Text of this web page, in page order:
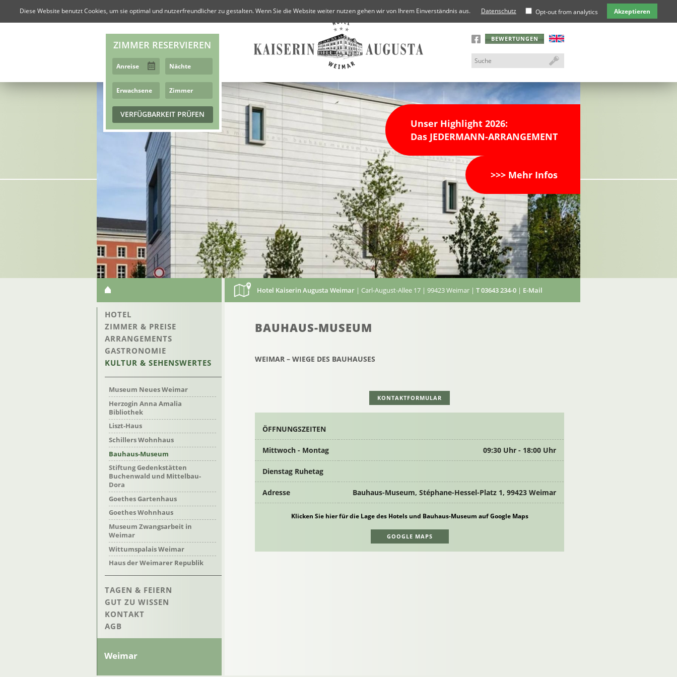
ZIMMER RESERVIEREN
BEWERTUNGEN
Unser Highlight 2026:
Das JEDERMANN-ARRANGEMENT
>>> Mehr Infos
Hotel Kaiserin Augusta Weimar| Carl-August-Allee 17 | 99423 Weimar | T 03643 234-0| E-Mail
BAUHAUS-MUSEUM
WEIMAR – WIEGE DES BAUHAUSES
KONTAKTFORMULAR
ÖFFNUNGSZEITEN
Mittwoch - Montag 09:30 Uhr - 18:00 Uhr
Dienstag Ruhetag
Adresse Bauhaus-Museum, Stéphane-Hessel-Platz 1, 99423 Weimar
Klicken Sie hier für die Lage des Hotels und Bauhaus-Museum auf Google Maps
GOOGLE MAPS
NAVIGATION
ÜBERSPRINGEN
NAVIGATION
ÜBERSPRINGEN
HOTEL
ZIMMER & PREISE
ARRANGEMENTS
GASTRONOMIE
KULTUR & SEHENSWERTES
Museum Neues Weimar
Herzogin Anna Amalia
Bibliothek
Liszt-Haus
Schillers Wohnhaus
Bauhaus-Museum
Stiftung Gedenkstätten
Buchenwald und Mittelbau-
Dora
Goethes Gartenhaus
Goethes Wohnhaus
Museum Zwangsarbeit in
Weimar
Wittumspalais Weimar
Haus der Weimarer Republik
TAGEN & FEIERN
GUT ZU WISSEN
KONTAKT
AGB
Weimar
Diese Website benutzt Cookies, um sie optimal und nutzerfreundlicher zu gestalten. Wenn Sie die Website weiter nutzen gehen wir von Ihrem Einverständnis aus. Datenschutz Opt-out from analytics Akzeptieren